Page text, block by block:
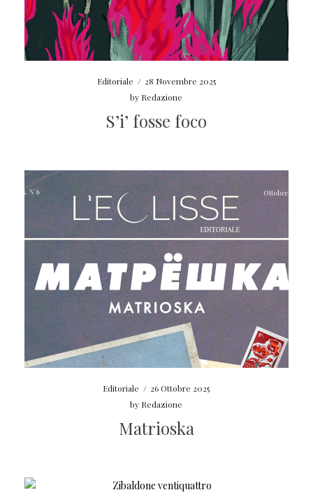
Editoriale / 28 Novembre 2025
by Redazione
S’i’ fosse foco
Editoriale / 26 Ottobre 2025
by Redazione
Matrioska